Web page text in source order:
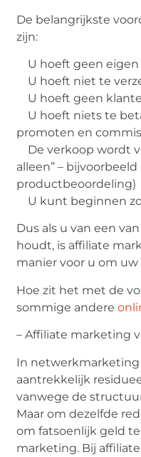
De belangrijkste
zijn:
U hoeft geen
U hoeft niet te
U hoeft geen
U hoeft niets te
promoten en
De verkoop wordt
alleen” –
productbeoordeling)
U kunt beginnen
Dus als u van een
houdt, is affiliate
manier voor u om
Hoe zit het met de
sommige andere
– Affiliate marketing
In
aantrekkelijk
vanwege de
Maar om dezelfde
om fatsoenlijk geld
marketing. Bij